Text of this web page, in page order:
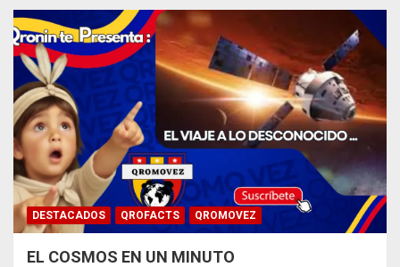
DESTACADOS QROFACTS QROMOVEZ
EL COSMOS EN UN MINUTO